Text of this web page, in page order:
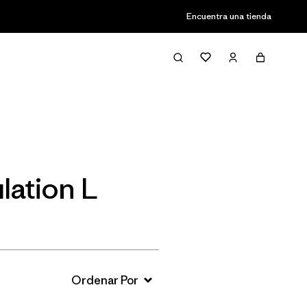
Encuentra una tienda
Filter & Sort
L